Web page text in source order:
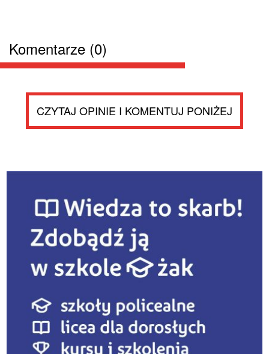
Komentarze (0)
CZYTAJ OPINIE I KOMENTUJ PONIŻEJ